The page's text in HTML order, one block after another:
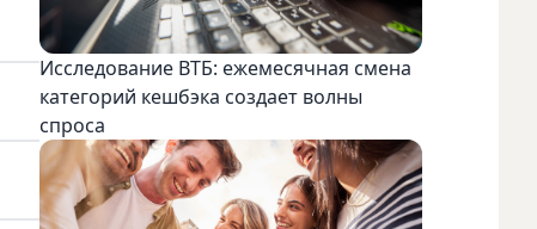
Исследование ВТБ: ежемесячная смена
категорий кешбэка создает волны
спроса